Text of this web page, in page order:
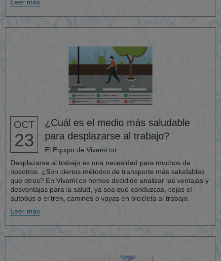
Leer más
OCT
23
¿Cuál es el medio más saludable
para desplazarse al trabajo?
El Equipo de Vivami.co
Desplazarse al trabajo es una necesidad para muchos de
nosotros. ¿Son ciertos métodos de transporte más saludables
que otros? En Vivami.co hemos decidido analizar las ventajas y
desventajas para la salud, ya sea que conduzcas, cojas el
autobús o el tren, camines o vayas en bicicleta al trabajo.
Leer más